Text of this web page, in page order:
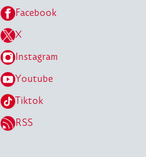
Facebook
X
Instagram
Youtube
Tiktok
RSS